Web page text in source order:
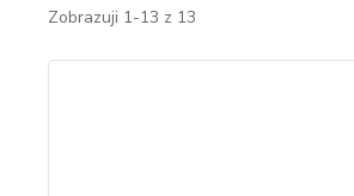
Zobrazuji 1-13 z 13